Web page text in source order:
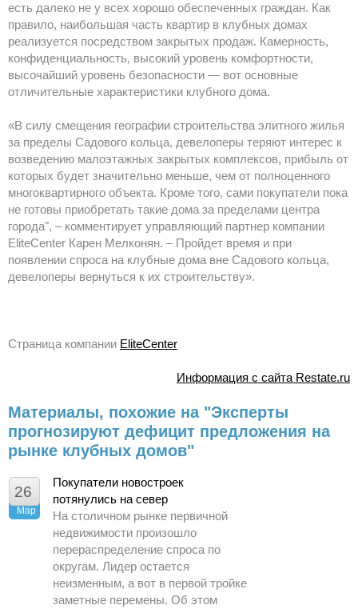
есть далеко не у всех хорошо обеспеченных граждан. Как
правило, наибольшая часть квартир в клубных домах
реализуется посредством закрытых продаж. Камерность,
конфиденциальность, высокий уровень комфортности,
высочайший уровень безопасности — вот основные
отличительные характеристики клубного дома.
«В силу смещения географии строительства элитного жилья
за пределы Садового кольца, девелоперы теряют интерес к
возведению малоэтажных закрытых комплексов, прибыль от
которых будет значительно меньше, чем от полноценного
многоквартирного объекта. Кроме того, сами покупатели пока
не готовы приобретать такие дома за пределами центра
города", – комментирует управляющий партнер компании
EliteCenter Карен Мелконян. – Пройдет время и при
появлении спроса на клубные дома вне Садового кольца,
девелоперы вернуться к их строительству».
Страница компании EliteCenter
Информация с сайта Restate.ru
Материалы, похожие на "Эксперты
прогнозируют дефицит предложения на
рынке клубных домов"
26
Мар
Покупатели новостроек
потянулись на север
На столичном рынке первичной
недвижимости произошло
перераспределение спроса по
округам. Лидер остается
неизменным, а вот в первой тройке
заметные перемены. Об этом